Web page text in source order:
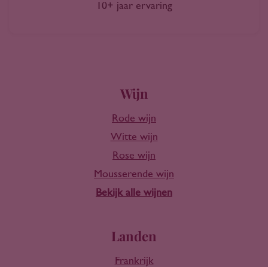
10+ jaar ervaring
Wijn
Rode wijn
Witte wijn
Rose wijn
Mousserende wijn
Bekijk alle wijnen
Landen
Frankrijk